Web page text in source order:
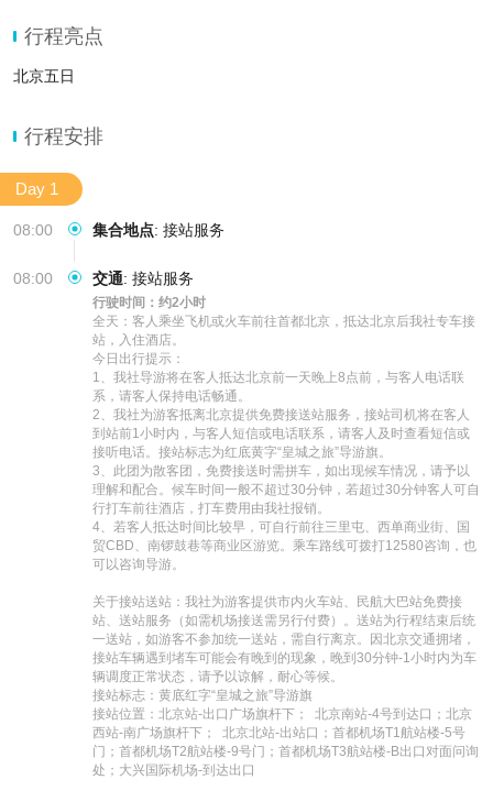
行程亮点
北京五日
行程安排
Day 1
08:00 集合地点: 接站服务
08:00 交通: 接站服务
行驶时间：约2小时
全天：客人乘坐飞机或火车前往首都北京，抵达北京后我社专车接
站，入住酒店。
今日出行提示：
1、我社导游将在客人抵达北京前一天晚上8点前，与客人电话联
系，请客人保持电话畅通。
2、我社为游客抵离北京提供免费接送站服务，接站司机将在客人
到站前1小时内，与客人短信或电话联系，请客人及时查看短信或
接听电话。接站标志为红底黄字“皇城之旅”导游旗。
3、此团为散客团，免费接送时需拼车，如出现候车情况，请予以
理解和配合。候车时间一般不超过30分钟，若超过30分钟客人可自
行打车前往酒店，打车费用由我社报销。
4、若客人抵达时间比较早，可自行前往三里屯、西单商业街、国
贸CBD、南锣鼓巷等商业区游览。乘车路线可拨打12580咨询，也
可以咨询导游。
关于接站送站：我社为游客提供市内火车站、民航大巴站免费接
站、送站服务（如需机场接送需另行付费）。送站为行程结束后统
一送站，如游客不参加统一送站，需自行离京。因北京交通拥堵，
接站车辆遇到堵车可能会有晚到的现象，晚到30分钟-1小时内为车
辆调度正常状态，请予以谅解，耐心等候。
接站标志：黄底红字“皇城之旅”导游旗
接站位置：北京站-出口广场旗杆下；  北京南站-4号到达口；北京
西站-南广场旗杆下；  北京北站-出站口；首都机场T1航站楼-5号
门；首都机场T2航站楼-9号门；首都机场T3航站楼-B出口对面问询
处；大兴国际机场-到达出口